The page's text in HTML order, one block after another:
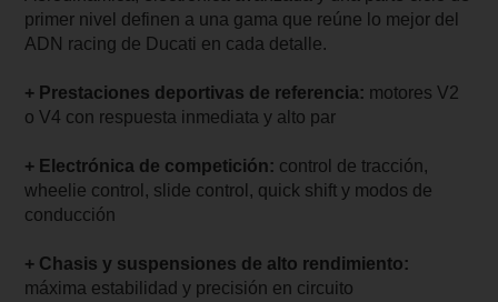
primer nivel definen a una gama que reúne lo mejor del
ADN racing de Ducati en cada detalle.
+ Prestaciones deportivas de referencia: motores V2
o V4 con respuesta inmediata y alto par
+ Electrónica de competición: control de tracción,
wheelie control, slide control, quick shift y modos de
conducción
+ Chasis y suspensiones de alto rendimiento:
máxima estabilidad y precisión en circuito